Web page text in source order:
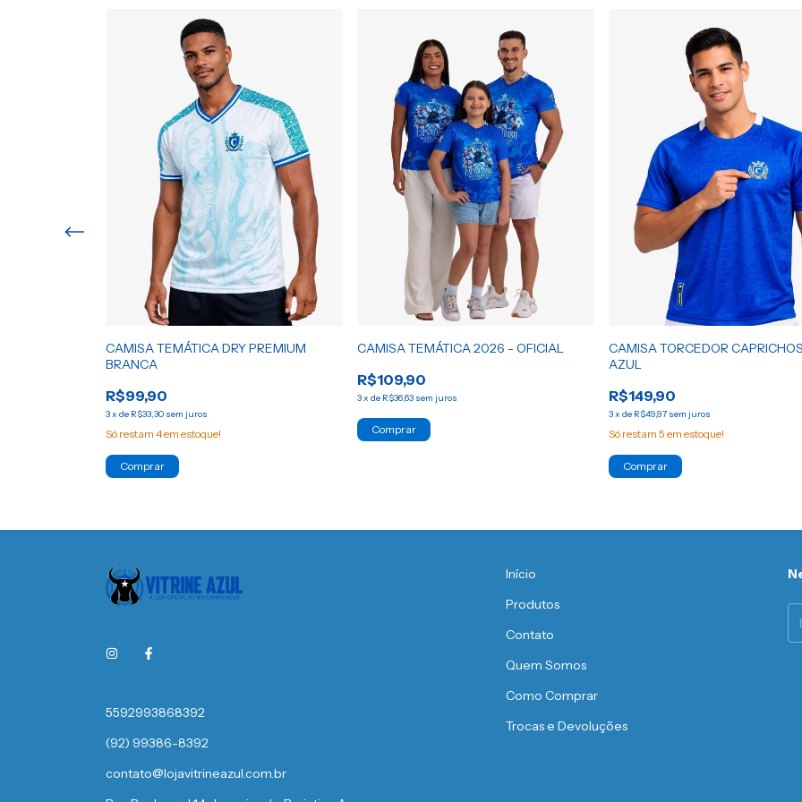
CAMISA TEMÁTICA DRY PREMIUM
BRANCA
R$99,90
3x de R$33,30 sem juros
Só restam 4em estoque!
Comprar
CAMISA TEMÁTICA 2026 - OFICIAL
R$109,90
3x de R$36,63 sem juros
Comprar
CAMISA TORCEDOR
AZUL
R$149,90
3x de R$49,97 sem juros
Só restam 5 em estoque!
Comprar
5592993868392
(92) 99386-8392
contato@lojavitrineazul.com.br
Início
Produtos
Contato
Quem Somos
Como Comprar
Trocas e Devoluções